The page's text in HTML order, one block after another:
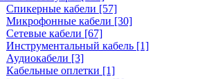
Спикерные кабели [57]
Микрофонные кабели [30]
Сетевые кабели [67]
Инструментальный кабель [1]
Аудиокабели [3]
Кабельные оплетки [1]